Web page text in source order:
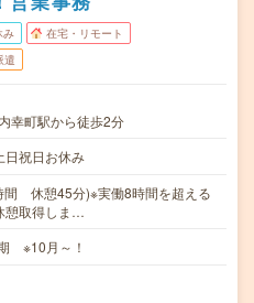
み 在宅・リモート
遣
幸町駅から徒歩2分
祝日お休み
間 休憩45分)※実働8時間を超える
憩取得しま…
※10月～！